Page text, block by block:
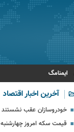
ایمنامگ
آخرین اخبار اقتصاد
خودروسازان عقب نشستند
قیمت سکه امروز چهارشنبه ۱۷ مرداد ۱۴۰۵